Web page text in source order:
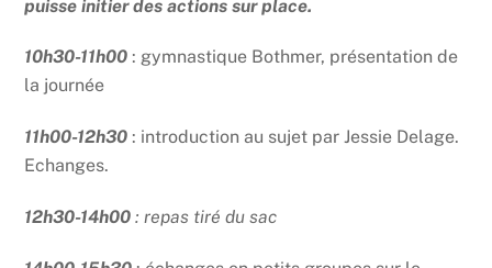
puisse initier des actions sur place.
10h30-11h00 : gymnastique Bothmer, présentation de
la journée
11h00-12h30 : introduction au sujet par Jessie Delage.
Echanges.
12h30-14h00: repas tiré du sac